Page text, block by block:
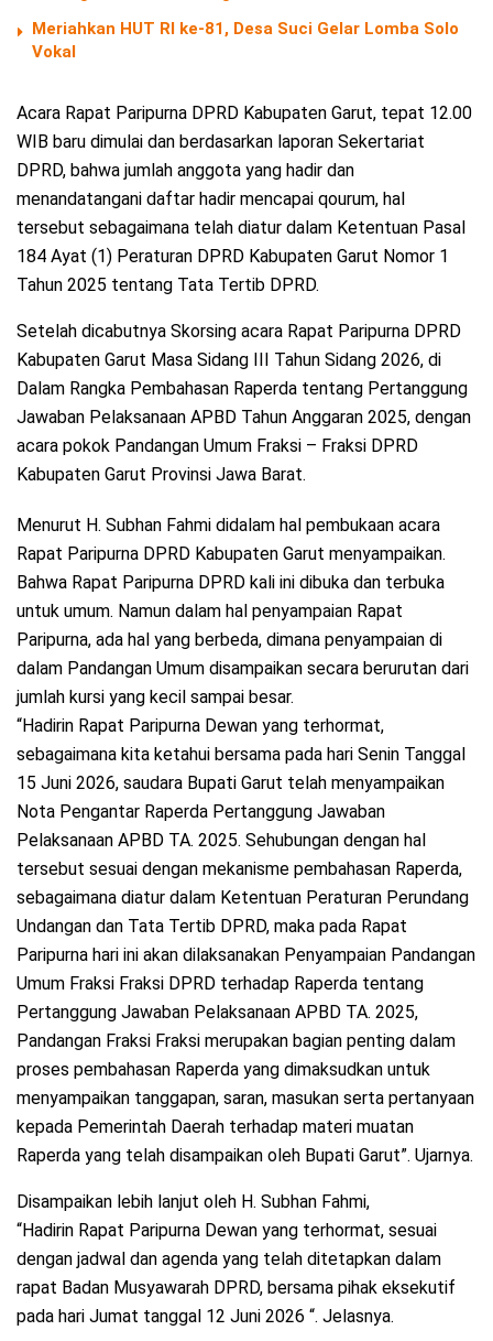
Meriahkan HUT RI ke-81, Desa Suci Gelar Lomba Solo
Vokal
Acara Rapat Paripurna DPRD Kabupaten Garut, tepat 12.00
WIB baru dimulai dan berdasarkan laporan Sekertariat
DPRD, bahwa jumlah anggota yang hadir dan
menandatangani daftar hadir mencapai qourum, hal
tersebut sebagaimana telah diatur dalam Ketentuan Pasal
184 Ayat (1) Peraturan DPRD Kabupaten Garut Nomor 1
Tahun 2025 tentang Tata Tertib DPRD.
Setelah dicabutnya Skorsing acara Rapat Paripurna DPRD
Kabupaten Garut Masa Sidang III Tahun Sidang 2026, di
Dalam Rangka Pembahasan Raperda tentang Pertanggung
Jawaban Pelaksanaan APBD Tahun Anggaran 2025, dengan
acara pokok Pandangan Umum Fraksi – Fraksi DPRD
Kabupaten Garut Provinsi Jawa Barat.
Menurut H. Subhan Fahmi didalam hal pembukaan acara
Rapat Paripurna DPRD Kabupaten Garut menyampaikan.
Bahwa Rapat Paripurna DPRD kali ini dibuka dan terbuka
untuk umum. Namun dalam hal penyampaian Rapat
Paripurna, ada hal yang berbeda, dimana penyampaian di
dalam Pandangan Umum disampaikan secara berurutan dari
jumlah kursi yang kecil sampai besar.
“Hadirin Rapat Paripurna Dewan yang terhormat,
sebagaimana kita ketahui bersama pada hari Senin Tanggal
15 Juni 2026, saudara Bupati Garut telah menyampaikan
Nota Pengantar Raperda Pertanggung Jawaban
Pelaksanaan APBD TA. 2025. Sehubungan dengan hal
tersebut sesuai dengan mekanisme pembahasan Raperda,
sebagaimana diatur dalam Ketentuan Peraturan Perundang
Undangan dan Tata Tertib DPRD, maka pada Rapat
Paripurna hari ini akan dilaksanakan Penyampaian Pandangan
Umum Fraksi Fraksi DPRD terhadap Raperda tentang
Pertanggung Jawaban Pelaksanaan APBD TA. 2025,
Pandangan Fraksi Fraksi merupakan bagian penting dalam
proses pembahasan Raperda yang dimaksudkan untuk
menyampaikan tanggapan, saran, masukan serta pertanyaan
kepada Pemerintah Daerah terhadap materi muatan
Raperda yang telah disampaikan oleh Bupati Garut”. Ujarnya.
Disampaikan lebih lanjut oleh H. Subhan Fahmi,
“Hadirin Rapat Paripurna Dewan yang terhormat, sesuai
dengan jadwal dan agenda yang telah ditetapkan dalam
rapat Badan Musyawarah DPRD, bersama pihak eksekutif
pada hari Jumat tanggal 12 Juni 2026 “. Jelasnya.